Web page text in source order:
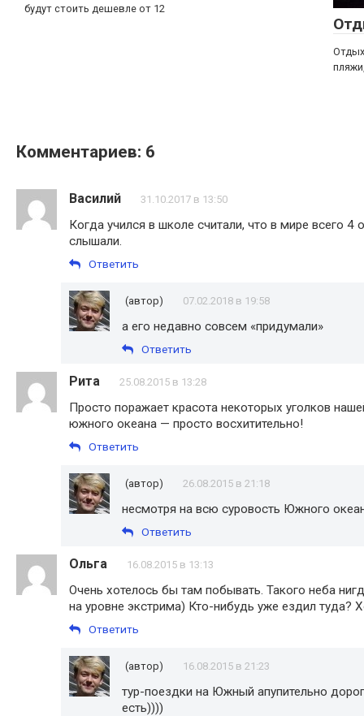
будут стоить дешевле от 12
Комментариев: 6
Василий 31.10.2017 в 13:50
Когда учился в школе считали, что в мире всего
слышали.
Ответить
(автор) 07.02.2018 в 19:58
а его недавно совсем «придумали»
Ответить
Рита 25.08.2015 в 13:28
Просто поражает красота некоторых уголков
южного океана — просто восхитительно!
Ответить
(автор) 26.08.2015 в 21:18
несмотря на всю суровость Южного
Ответить
Ольга 16.08.2015 в 13:13
Очень хотелось бы там побывать. Такого неба
на уровне экстрима) Кто-нибудь уже ездил туда?
Ответить
(автор) 16.08.2015 в 21:23
тур-поездки на Южный апупительно
есть))))